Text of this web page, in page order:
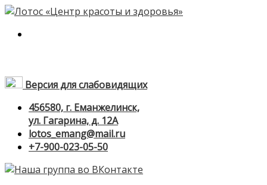
Версия для слабовидящих
456580, г. Еманжелинск,
ул. Гагарина, д. 12А
lotos_emang@mail.ru
+7-900-023-05-50